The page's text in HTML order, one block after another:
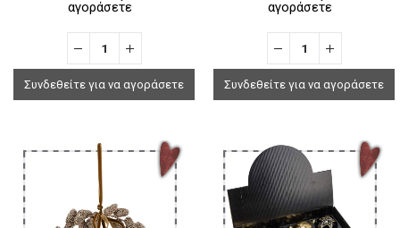
αγοράσετε
Συνδεθείτε για να αγοράσετε
αγοράσετε
Συνδεθείτε για να αγοράσετε